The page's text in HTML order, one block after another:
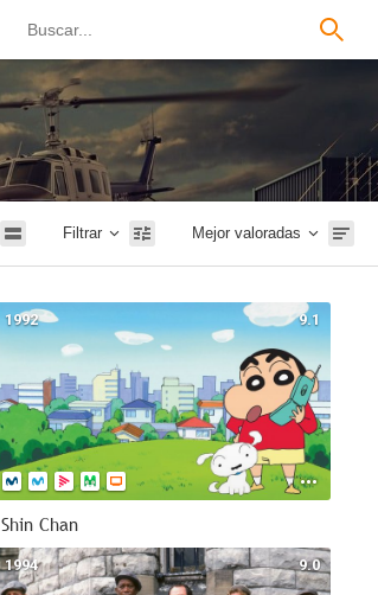
Filtrar Mejor valoradas
9.1
1992
Shin Chan
9.0
1994